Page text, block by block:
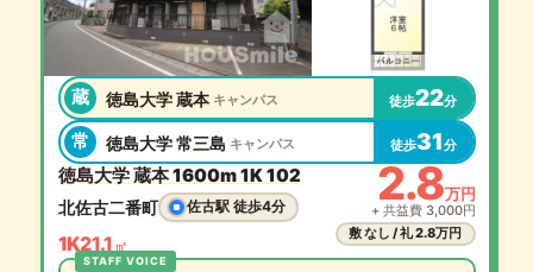
蔵 徳島大学 蔵本 キャンパス 徒歩22分
常 徳島大学 常三島 キャンパス 徒歩31分
徳島大学 蔵本 1600m 1K 102
北佐古二番町 佐古駅 徒歩4分
1K21.1 ㎡
2.8万円
+ 共益費 3,000円
敷 なし / 礼 2.8万円